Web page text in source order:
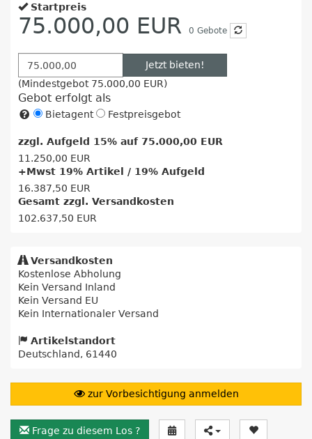
Startpreis
75.000,00 EUR 0 Gebote
Jetzt bieten!
(Mindestgebot 75.000,00 EUR)
Gebot erfolgt als
Bietagent Festpreisgebot
zzgl. Aufgeld 15% auf 75.000,00 EUR
11.250,00 EUR
+Mwst 19% Artikel / 19% Aufgeld
16.387,50 EUR
Gesamt zzgl. Versandkosten
102.637,50 EUR
Versandkosten
Kostenlose Abholung
Kein Versand Inland
Kein Versand EU
Kein Internationaler Versand
Artikelstandort
Deutschland, 61440
zur Vorbesichtigung anmelden
Frage zu diesem Los ?